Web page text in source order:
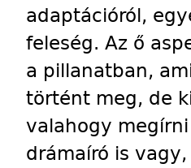
adaptációról,
feleség. Az ő
a pillanatban,
történt meg, de
valahogy
drámaíró is